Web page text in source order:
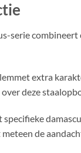
serie combineert
extra
deze
de